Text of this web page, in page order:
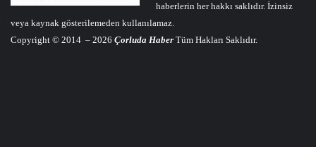
haberlerin her hakkı saklıdır. İzinsiz
veya kaynak gösterilemeden kullanılamaz.
Copyright © 2014 – 2026 Çorluda Haber Tüm Hakları Saklıdır.